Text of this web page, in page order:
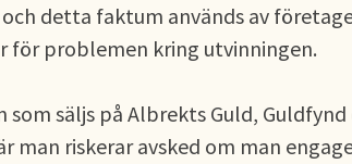
detta faktum används av
för problemen kring utvinningen.
som säljs på Albrekts Guld,
man riskerar avsked om man